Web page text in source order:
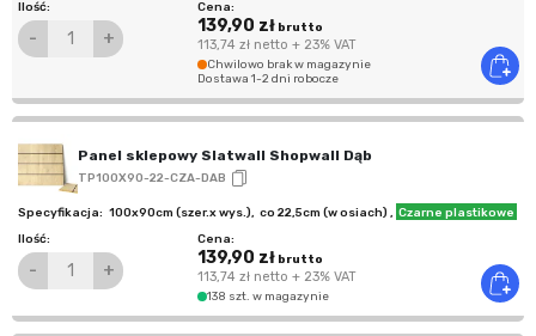
- +
139,90 złbrutto
113,74 złnetto + 23% VAT
Chwilowo brak w magazynie
Dostawa 1-2 dni robocze
Panel sklepowy Slatwall Shopwall Dąb
TP100X90-22-CZA-DAB
100x90cm (szer.x wys.), co 22,5cm (w osiach) , Czarne plastikowe
- +
139,90 złbrutto
113,74 złnetto + 23% VAT
138 szt. w magazynie